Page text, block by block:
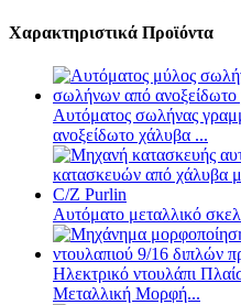
Χαρακτηριστικά Προϊόντα
Αυτόματος σωλήνας
ανοξείδωτο χάλυβα ...
Αυτόματο μεταλλικό
Ηλεκτρικό ντουλάπι
Μεταλλική Μορφή...